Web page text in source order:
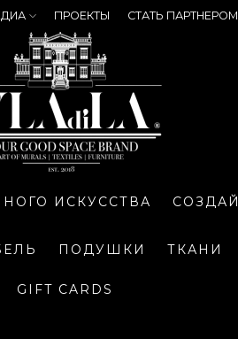
ПРОЕКТЫ СТАТЬ ПАРТНЕРОМ
ИСКУССТВА
ПОДУШКИ ТКАНИ
GIFT CARDS